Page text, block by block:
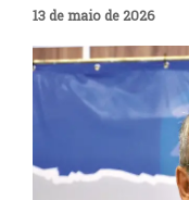
13 de maio de 2026